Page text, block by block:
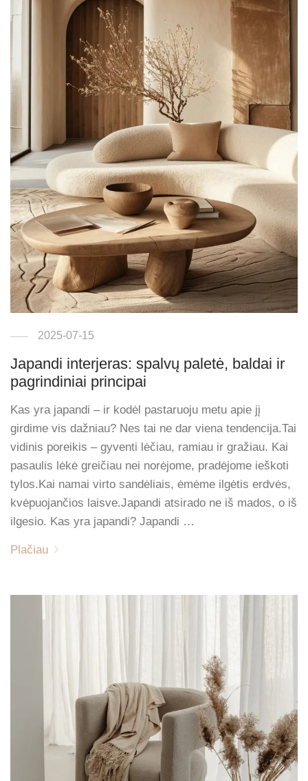
2025-07-15
Japandi interjeras: spalvų paletė, baldai ir
pagrindiniai principai
Kas yra japandi – ir kodėl pastaruoju metu apie jį
girdime vis dažniau? Nes tai ne dar viena tendencija.Tai
vidinis poreikis – gyventi lėčiau, ramiau ir gražiau. Kai
pasaulis lėkė greičiau nei norėjome, pradėjome ieškoti
tylos.Kai namai virto sandėliais, ėmėme ilgėtis erdvės,
kvėpuojančios laisve.Japandi atsirado ne iš mados, o iš
ilgesio. Kas yra japandi? Japandi …
Plačiau